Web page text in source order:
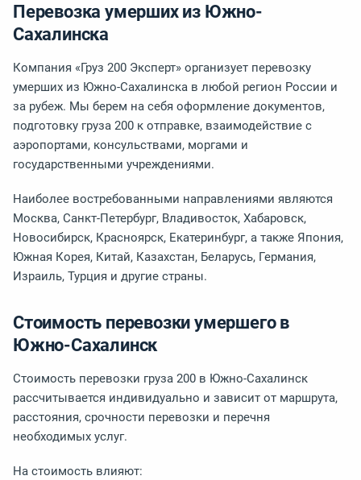
Перевозка умерших из Южно-
Сахалинска
Компания «Груз 200 Эксперт» организует перевозку
умерших из Южно-Сахалинска в любой регион России и
за рубеж. Мы берем на себя оформление документов,
подготовку груза 200 к отправке, взаимодействие с
аэропортами, консульствами, моргами и
государственными учреждениями.
Наиболее востребованными направлениями являются
Москва, Санкт-Петербург, Владивосток, Хабаровск,
Новосибирск, Красноярск, Екатеринбург, а также Япония,
Южная Корея, Китай, Казахстан, Беларусь, Германия,
Израиль, Турция и другие страны.
Стоимость перевозки умершего в
Южно-Сахалинск
Стоимость перевозки груза 200 в Южно-Сахалинск
рассчитывается индивидуально и зависит от маршрута,
расстояния, срочности перевозки и перечня
необходимых услуг.
На стоимость влияют: